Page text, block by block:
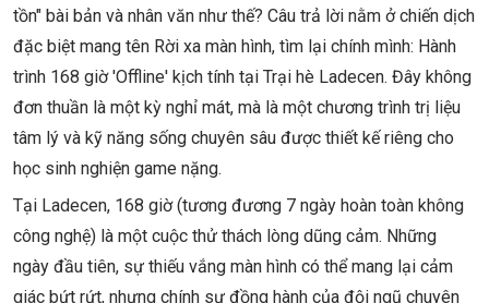
tồn" bài bản và nhân văn như thế? Câu trả lời nằm ở chiến dịch
đặc biệt mang tên Rời xa màn hình, tìm lại chính mình: Hành
trình 168 giờ 'Offline' kịch tính tại Trại hè Ladecen. Đây không
đơn thuần là một kỳ nghỉ mát, mà là một chương trình trị liệu
tâm lý và kỹ năng sống chuyên sâu được thiết kế riêng cho
học sinh nghiện game nặng.
Tại Ladecen, 168 giờ (tương đương 7 ngày hoàn toàn không
công nghệ) là một cuộc thử thách lòng dũng cảm. Những
ngày đầu tiên, sự thiếu vắng màn hình có thể mang lại cảm
giác bứt rứt, nhưng chính sự đồng hành của đội ngũ chuyên